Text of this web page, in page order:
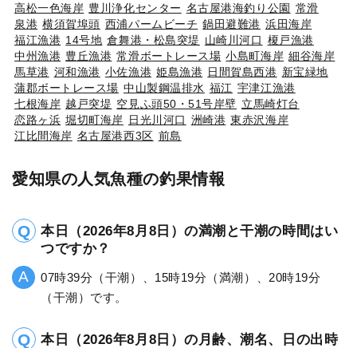
高松一色海岸 豊川浄化センター 名古屋港海釣り公園 常滑
泉港 横須賀埠頭 西浦パームビーチ 鍋田避難港 浜田海岸
福江漁港 14号地 倉舞港・松島突堤 山崎川河口 榎戸漁港
中州漁港 豊丘漁港 常滑ボートレース場 小島町海岸 細谷海岸
馬草港 河和漁港 小佐漁港 姫島漁港 日間賀島西港 新宝緑地
蒲郡ボートレース場 中山製鋼温排水 福江 宇津江漁港
七根海岸 越戸突堤 空見ふ頭50・51号岸壁 立馬崎灯台
恋路ヶ浜 堀切町海岸 日光川河口 洲崎港 東赤沢海岸
江比間海岸 名古屋港西3区 前島
愛知県の人気魚種の釣果情報
本日（2026年8月8日）の満潮と干潮の時間はい
つですか？
07時39分（干潮）、15時19分（満潮）、20時19分
（干潮）です。
本日（2026年8月8日）の月齢、潮名、日の出時